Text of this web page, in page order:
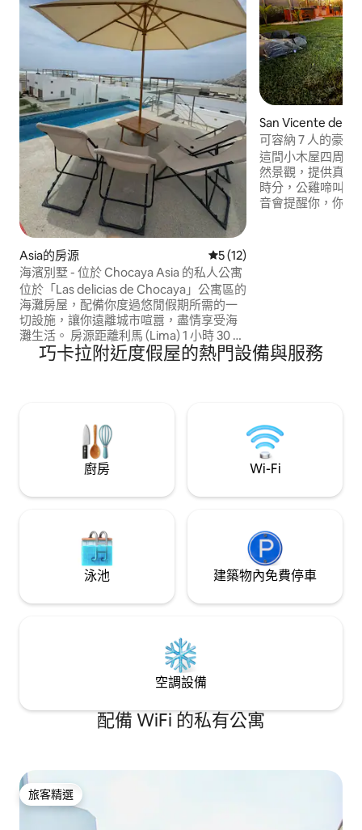
Asia的房源 從 12 則評價中獲得 5 的平
5 (12)
海濱別墅 - 位於 Chocaya Asia 的私人公寓
位於「Las delicias de Chocaya」公寓區的
海灘房屋，配備你度過悠閒假期所需的一
切設施，讓你遠離城市喧囂，盡情享受海
灘生活。 房源距離利馬 (Lima) 1 小時 30 分
鐘多一點，位於 Las Delicias 公寓大樓內，
毗鄰 Real Club，位於 Panamericana Sur
San Vicente de
可容納 7 人的豪華
浴缸
這間小木屋四周都
然景觀，提供真正
時分，公雞啼叫和
音會提醒你，你身
巧卡拉附近度假屋的熱門設備與服務
廚房 Wi-Fi
泳池 建築物內免費停車
空調設備
配備 WiFi 的私有公寓
旅客精選
旅客精選